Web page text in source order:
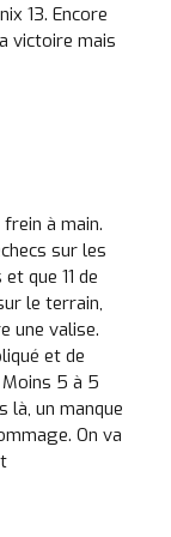
13. Encore
victoire mais
à main.
sur les
que 11 de
le terrain,
une valise.
et de
5 à 5
là, un manque
On va